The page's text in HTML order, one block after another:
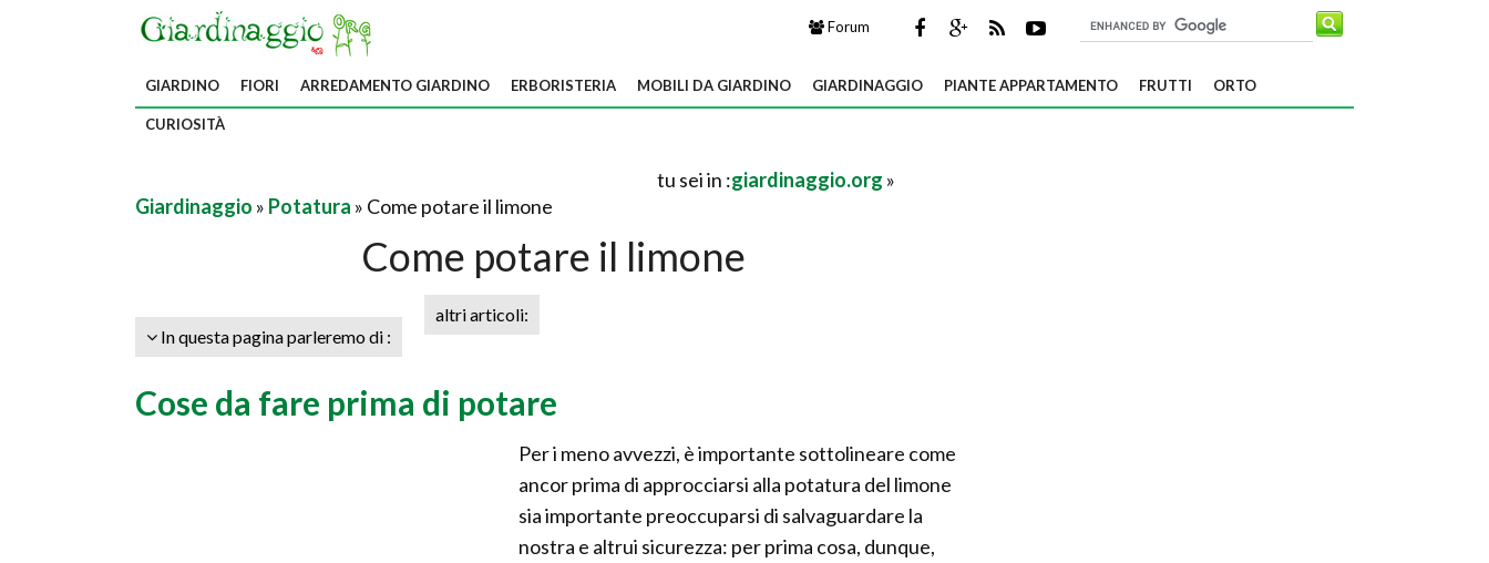
Forum
GIARDINO FIORI ARREDAMENTO GIARDINO ERBORISTERIA MOBILI DA GIARDINO GIARDINAGGIO PIANTE APPARTAMENTO FRUTTI ORTO
CURIOSITÀ
tu sei in :giardinaggio.org »
Giardinaggio » Potatura » Come potare il limone
Come potare il limone
In questa pagina parleremo di :
altri articoli:
Cose da fare prima di potare
Per i meno avvezzi, è importante sottolineare come
ancor prima di approcciarsi alla potatura del limone
sia importante preoccuparsi di salvaguardare la
nostra e altrui sicurezza: per prima cosa, dunque,